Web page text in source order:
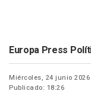
Europa Press
Miércoles, 24 junio 2026
Publicado: 18:26